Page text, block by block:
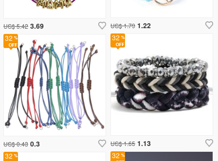
US$ 1.79 1.22
32
US$ 1.65 1.13
32
US$ 0.43 0.3
US$ 5.42 3.69
32
32